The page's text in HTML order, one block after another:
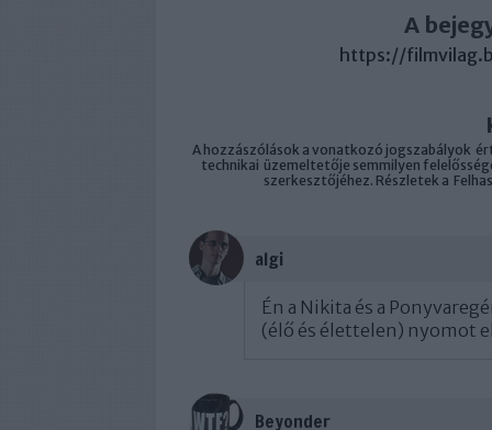
A
https://
A hozzászólások a vonatkozó jogszabályok
technikai üzemeltetője semmilyen
szerkesztőjéhez. Részletek a
algi
Én a Nikita és a
(élő és élettelen) nyomot
Beyonder